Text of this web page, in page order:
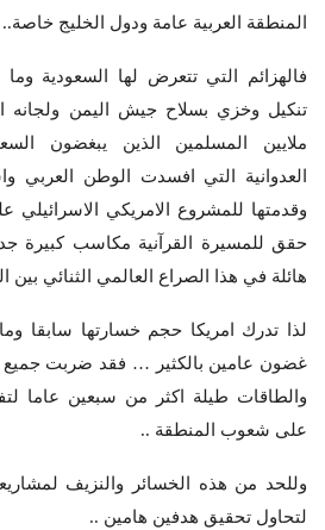
المنطقة العربية عامة ودول الخليج خاصة..
فالهزائم التي تتعرض لها السعودية
تنكيل وخزي بسلاح جيش اليمن ولجانه
ملايين المسلمين الذين يبغضون
العدوانية التي افسدت الوطن
وقدمتها للمشروع الامريكي
حقق للمسيرة القرآنية مكاسب كبيرة
هائلة في هذا الصراع العالمي الثنائي بين
لذا تدرك امريكا حجم خسارتها سابقا
غضون عامين بالكثير … فقد ضربت جميع
والطاقات طيلة اكثر من سبعين عاما
على شعوب المنطقة ..
وللحد من هذه الخسائر والنزيف
لتحاول تحقيق هدفين هامين ..